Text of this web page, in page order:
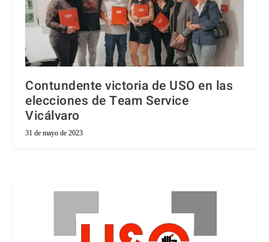
Contundente victoria de USO en las
elecciones de Team Service
Vicálvaro
31 de mayo de 2023